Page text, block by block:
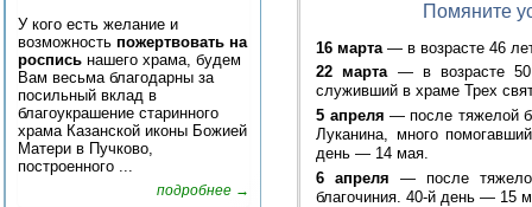
У кого есть желание и
возможность пожертвовать на
роспись нашего храма, будем
Вам весьма благодарны за
посильный вклад в
благоукрашение старинного
храма Казанской иконы Божией
Матери в Пучково,
построенного ...
подробнее →
Помяните
16 марта— в возрасте 46
22 марта — в возрасте 50
служивший в храме Трех
5 апреля — после тяжелой
Луканина, много
день — 14 мая.
6 апреля — после
благочиния. 40-й день — 15